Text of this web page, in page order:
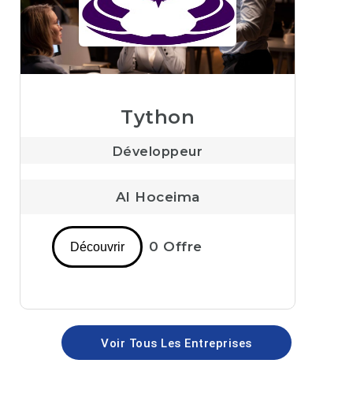
Tython
Développeur
Al Hoceima
Découvrir 0 Offre
Voir Tous Les Entreprises